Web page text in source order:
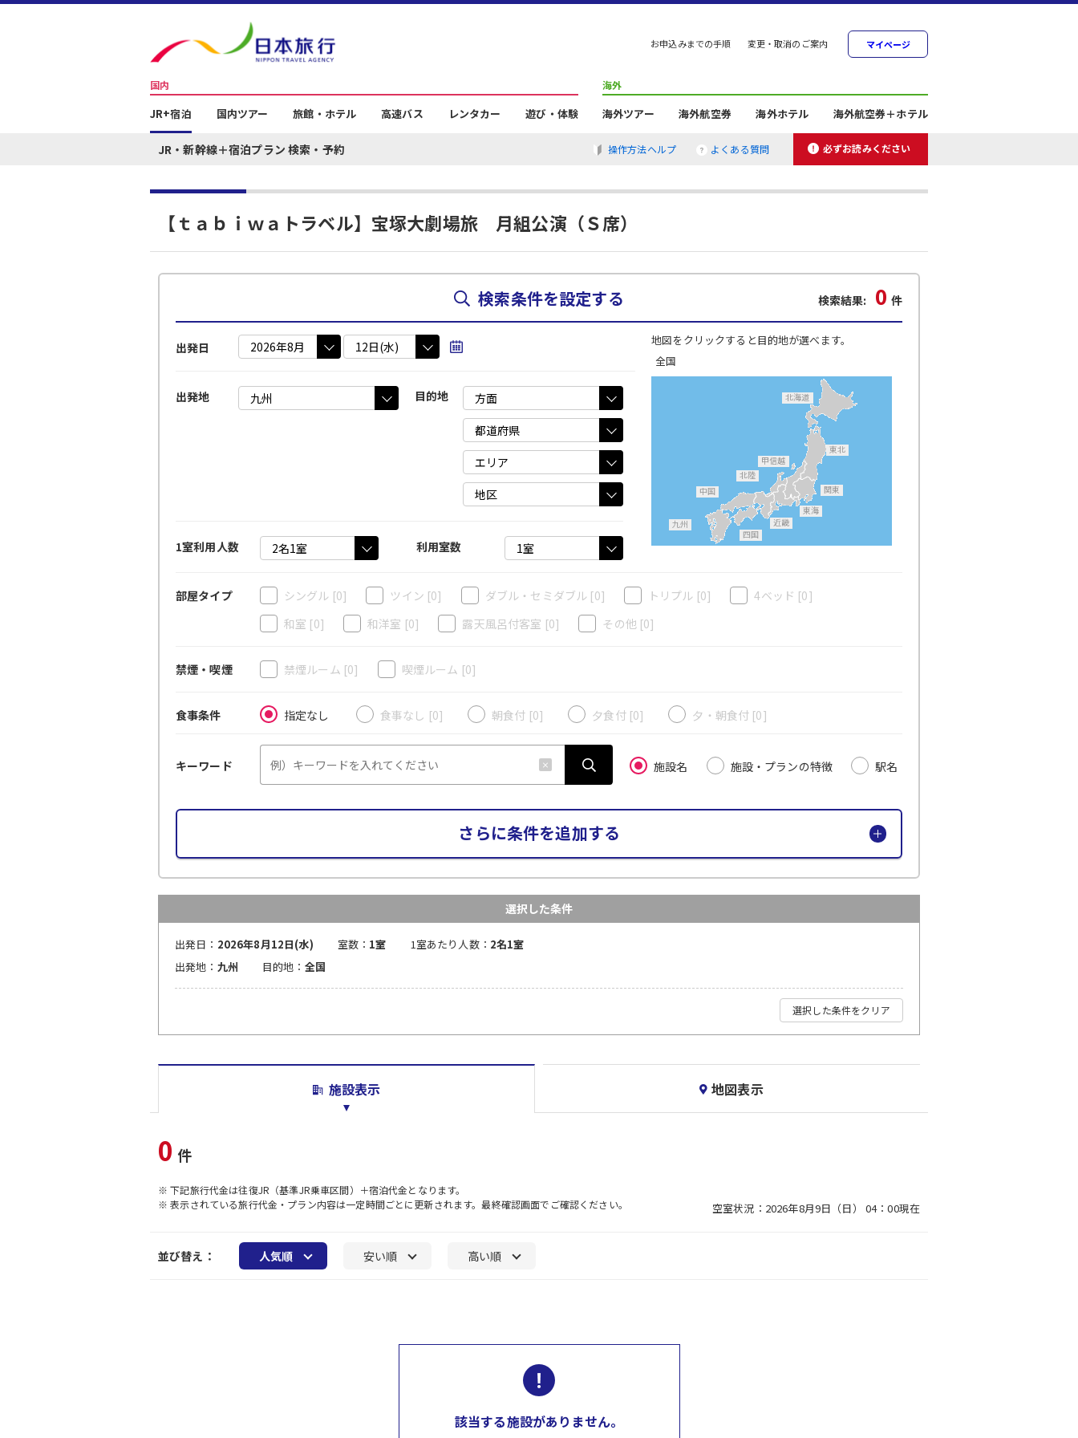
お申込みまでの手順 変更・取消のご案内 マイページ
国内
JR+宿泊 国内ツアー 旅館・ホテル 高速バス レンタカー 遊び・体験
海外
海外ツアー 海外航空券 海外ホテル 海外航空券＋ホテル
JR・新幹線＋宿泊プラン 検索・予約 操作方法ヘルプ よくある質問 必ずお読みください
【ｔａｂｉｗａトラベル】宝塚大劇場旅 月組公演（Ｓ席）
検索条件を設定する 検索結果: 0 件
出発日
出発地 目的地
1室利用人数 利用室数
地図をクリックすると目的地が選べます。
全国
九州
北海道
東北
関東
甲信越
東海
北陸
近畿
中国
四国
部屋タイプ シングル [0] ツイン [0] ダブル・セミダブル [0] トリプル [0] 4ベッド [0]
和室 [0] 和洋室 [0] 露天風呂付客室 [0] その他[0]
禁煙・喫煙 禁煙ルーム [0] 喫煙ルーム [0]
食事条件 指定なし 食事なし [0] 朝食付 [0] 夕食付 [0] 夕・朝食付 [0]
キーワード 施設名 施設・プランの特徴 駅名
さらに条件を追加する
選択した条件
出発日： 2026年8月12日(水) 室数： 1室 1室あたり人数： 2名1室
出発地： 九州 目的地： 全国
選択した条件をクリア
施設表示 地図表示
0 件
※ 下記旅行代金は往復JR（基準JR乗車区間）＋宿泊代金となります。
※ 表示されている旅行代金・プラン内容は一定時間ごとに更新されます。最終確認画面でご確認ください。
空室状況：2026年8月9日（日） 04：00現在
並び替え： 人気順 安い順 高い順
該当する施設がありません。